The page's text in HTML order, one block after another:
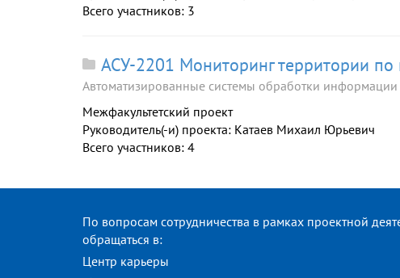
Всего участников: 3
АСУ-2201 Мониторинг территории
Автоматизированные системы обработки информации
Межфакультетский проект
Руководитель(-и) проекта: Катаев Михаил Юрьевич
Всего участников: 4
По вопросам сотрудничества в рамках проектной
обращаться в:
Центр карьеры